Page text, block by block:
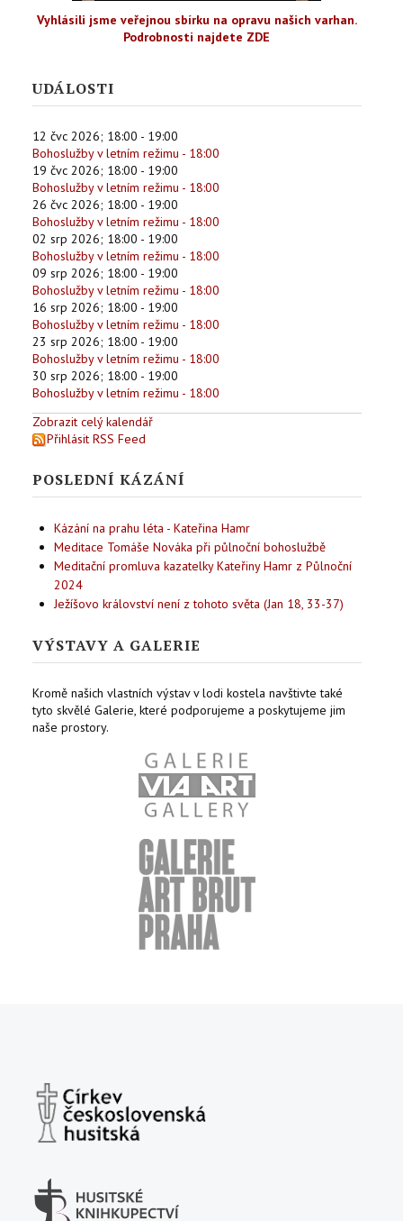
Vyhlásili jsme veřejnou sbírku na opravu našich varhan.
Podrobnosti najdete ZDE
UDÁLOSTI
12 čvc 2026; 18:00 - 19:00
Bohoslužby v letním režimu - 18:00
19 čvc 2026; 18:00 - 19:00
Bohoslužby v letním režimu - 18:00
26 čvc 2026; 18:00 - 19:00
Bohoslužby v letním režimu - 18:00
02 srp 2026; 18:00 - 19:00
Bohoslužby v letním režimu - 18:00
09 srp 2026; 18:00 - 19:00
Bohoslužby v letním režimu - 18:00
16 srp 2026; 18:00 - 19:00
Bohoslužby v letním režimu - 18:00
23 srp 2026; 18:00 - 19:00
Bohoslužby v letním režimu - 18:00
30 srp 2026; 18:00 - 19:00
Bohoslužby v letním režimu - 18:00
Zobrazit celý kalendář
Přihlásit RSS Feed
POSLEDNÍ KÁZÁNÍ
Kázání na prahu léta - Kateřina Hamr
Meditace Tomáše Nováka při půlnoční bohoslužbě
Meditační promluva kazatelky Kateřiny Hamr z Půlnoční
2024
Ježíšovo království není z tohoto světa (Jan 18, 33-37)
VÝSTAVY A GALERIE
Kromě našich vlastních výstav v lodi kostela navštivte také
tyto skvělé Galerie, které podporujeme a poskytujeme jim
naše prostory.